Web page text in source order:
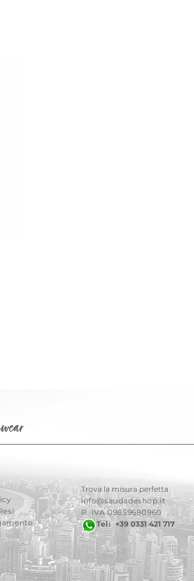
Trova la misura perfetta
info@saudadeshop.it
P. IVA 09859680960
Tel:+39 0331 421 717